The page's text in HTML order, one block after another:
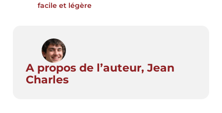
facile et légère
A propos de l’auteur, Jean
Charles